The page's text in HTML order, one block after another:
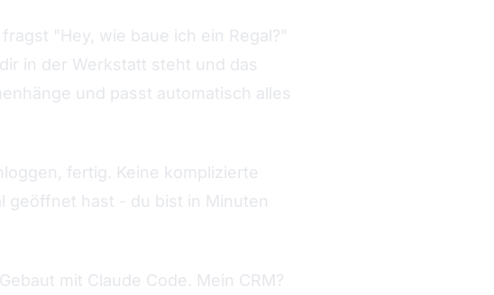
"Hey, wie baue ich ein Regal?"
in der Werkstatt steht und das
und passt automatisch alles
fertig. Keine komplizierte
geöffnet hast - du bist in Minuten
mit Claude Code. Mein CRM?